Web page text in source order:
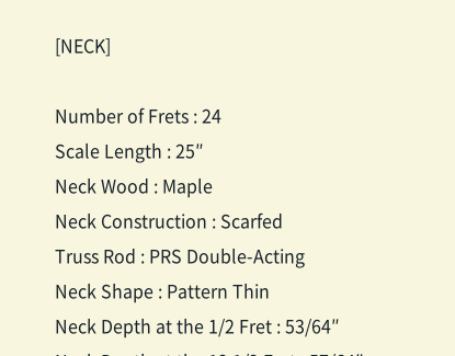
[NECK]
Number of Frets : 24
Scale Length : 25″
Neck Wood : Maple
Neck Construction : Scarfed
Truss Rod : PRS Double-Acting
Neck Shape : Pattern Thin
Neck Depth at the 1/2 Fret : 53/64″